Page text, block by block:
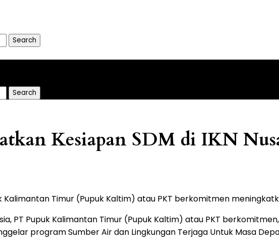
Search
Search
Kesiapan SDM di IKN
Kalimantan Timur (Pupuk Kaltim) atau PKT berkomitmen
PT Pupuk Kalimantan Timur (Pupuk Kaltim) atau PKT
program Sumber Air dan Lingkungan Terjaga Untuk Masa